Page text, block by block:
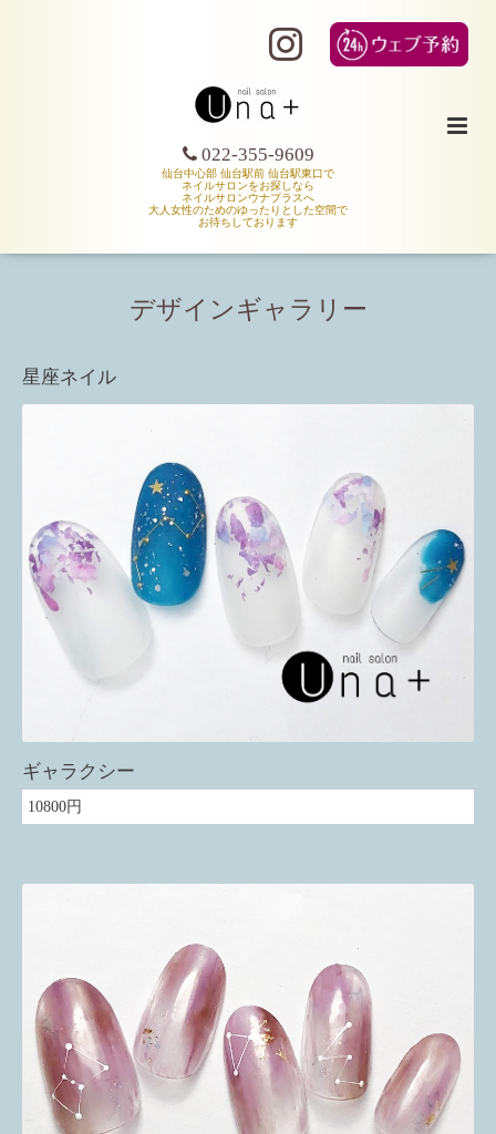
022-355-9609
仙台中心部 仙台駅前 仙台駅東口で
ネイルサロンをお探しなら
ネイルサロンウナプラスへ
大人女性のためのゆったりとした空間で
お待ちしております
デザインギャラリー
星座ネイル
ギャラクシー
10800円